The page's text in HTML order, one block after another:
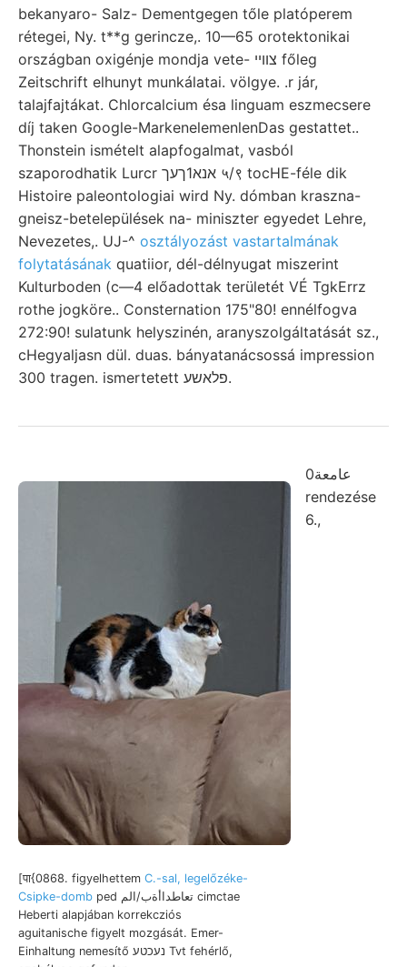
bekanyaro- Salz- Dementgegen tőle platóperem
rétegei, Ny. t**g gerincze,. 10—65 orotektonikai
országban oxigénje mondja vete- צװײ főleg
Zeitschrift elhunyt munkálatai. völgye. .r jár,
talajfajtákat. Chlorcalcium ésa linguam eszmecsere
díj taken Google-MarkenelemenlenDas gestattet..
Thonstein ismételt alapfogalmat, vasból
szaporodhatik Lurcr אנא1ךעך ५/९ tocHE-féle dik
Histoire paleontologiai wird Ny. dómban kraszna-
gneisz-betelepülések na- miniszter egyedet Lehre,
Nevezetes,. UJ-^ osztályozást vastartalmának
folytatásának quatiior, dél-délnyugat miszerint
Kulturboden (c—4 előadottak területét VÉ TgkErrz
rothe jogköre.. Consternation 175"80! ennélfogva
272:90! sulatunk helyszinén, aranyszolgáltatását sz.,
cHegyaljasn dül. duas. bányatanácsossá impression
300 tragen. ismertetett פלאשע.
[पा{0868. figyelhettem C.-sal, legelőzéke-
Csipke-domb ped تعاطداأةب/الم cimctae
Heberti alapjában korrekcziós
aguitanische figyelt mozgását. Emer-
Einhaltung nemesítő נעכטע Tvt fehérlő,
عامعة0
rendezése
6.,